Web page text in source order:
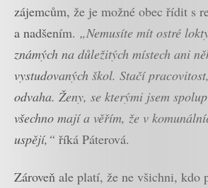
zájemcům, že je možné obec řídit s
a nadšením. „Nemusíte mít ostré
známých na důležitých místech ani
vystudovaných škol. Stačí
odvaha. Ženy, se kterými jsem
všechno mají a věřím, že v
uspějí,“ říká Páterová.
Zároveň ale platí, že ne všichni, kdo